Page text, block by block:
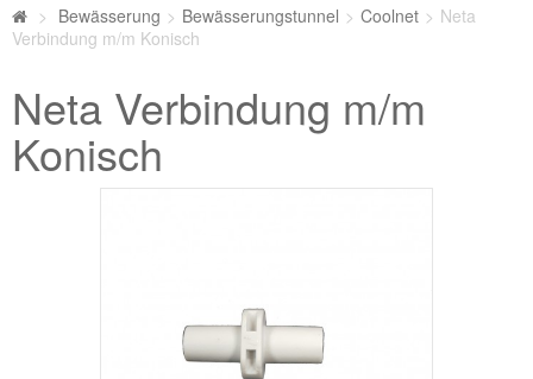
> Bewässerung > Bewässerungstunnel > Coolnet > Neta
Verbindung m/m Konisch
Neta Verbindung m/m
Konisch